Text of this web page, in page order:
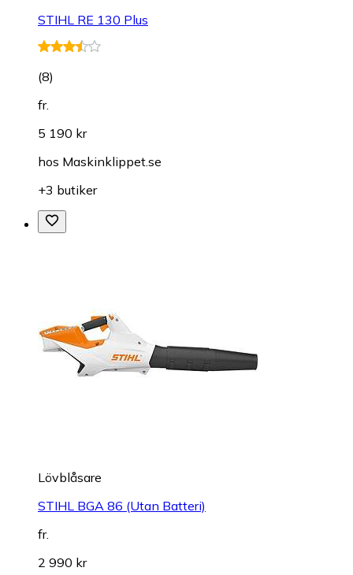
STIHL RE 130 Plus
(8)
fr.
5 190 kr
hos Maskinklippet.se
+3 butiker
Lövblåsare
STIHL BGA 86 (Utan Batteri)
fr.
2 990 kr